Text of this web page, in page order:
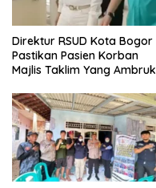
Direktur RSUD Kota Bogor
Pastikan Pasien Korban
Majlis Taklim Yang Ambruk
Perawatan Maksimal